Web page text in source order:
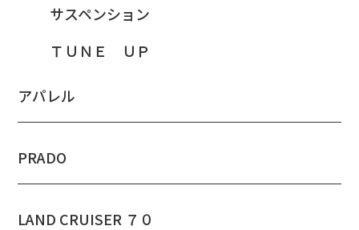
サスペンション
ＴＵＮＥ ＵＰ
アパレル
PRADO
LAND CRUISER ７０